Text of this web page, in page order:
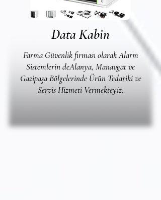
Data Kabin
Farma Güvenlik firması olarak Alarm
Sistemlerin deAlanya, Manavgat ve
Gazipaşa Bölgelerinde Ürün Tedariki ve
Servis Hizmeti Vermekteyiz.